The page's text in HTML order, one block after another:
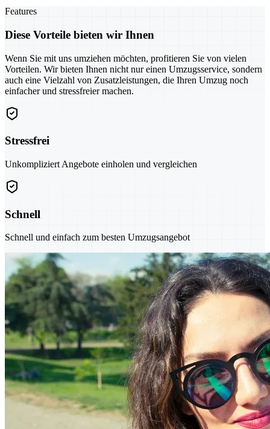
Features
Diese Vorteile bieten wir Ihnen
Wenn Sie mit uns umziehen möchten, profitieren Sie von vielen
Vorteilen. Wir bieten Ihnen nicht nur einen Umzugsservice, sondern
auch eine Vielzahl von Zusatzleistungen, die Ihren Umzug noch
einfacher und stressfreier machen.
Stressfrei
Unkompliziert Angebote einholen und vergleichen
Schnell
Schnell und einfach zum besten Umzugsangebot